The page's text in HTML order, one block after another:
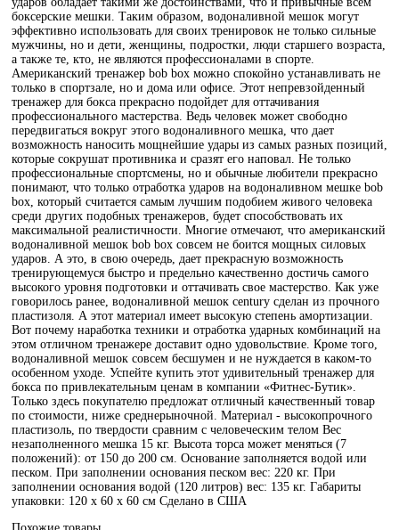
боксерские мешки. Таким образом, водоналивной мешок могут
эффективно использовать для своих тренировок не только сильные
мужчины, но и дети, женщины, подростки, люди старшего возраста,
а также те, кто, не являются профессионалами в спорте.
Американский тренажер bob box можно спокойно устанавливать не
только в спортзале, но и дома или офисе. Этот непревзойденный
тренажер для бокса прекрасно подойдет для оттачивания
профессионального мастерства. Ведь человек может свободно
передвигаться вокруг этого водоналивного мешка, что дает
возможность наносить мощнейшие удары из самых разных позиций,
которые сокрушат противника и сразят его наповал. Не только
профессиональные спортсмены, но и обычные любители прекрасно
понимают, что только отработка ударов на водоналивном мешке bob
box, который считается самым лучшим подобием живого человека
среди других подобных тренажеров, будет способствовать их
максимальной реалистичности. Многие отмечают, что американский
водоналивной мешок bob box совсем не боится мощных силовых
ударов. А это, в свою очередь, дает прекрасную возможность
тренирующемуся быстро и предельно качественно достичь самого
высокого уровня подготовки и оттачивать свое мастерство. Как уже
говорилось ранее, водоналивной мешок century сделан из прочного
пластизоля. А этот материал имеет высокую степень амортизации.
Вот почему наработка техники и отработка ударных комбинаций на
этом отличном тренажере доставит одно удовольствие. Кроме того,
водоналивной мешок совсем бесшумен и не нуждается в каком-то
особенном уходе. Успейте купить этот удивительный тренажер для
бокса по привлекательным ценам в компании «Фитнес-Бутик».
Только здесь покупателю предложат отличный качественный товар
по стоимости, ниже среднерыночной. Материал - высокопрочного
пластизоль, по твердости сравним с человеческим телом Вес
незаполненного мешка 15 кг. Высота торса может меняться (7
положений): от 150 до 200 см. Основание заполняется водой или
песком. При заполнении основания песком вес: 220 кг. При
заполнении основания водой (120 литров) вес: 135 кг. Габариты
упаковки: 120 х 60 х 60 см Сделано в США